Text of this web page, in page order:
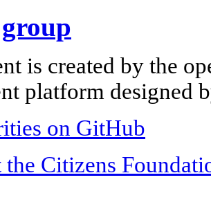
is created by the
platform designed
on GitHub
the Citizens